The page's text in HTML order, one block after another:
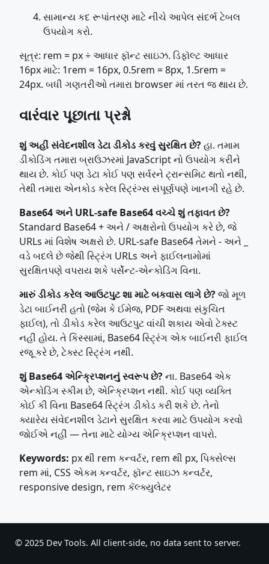
સામાન્ય કદ રૂપાંતરણ માટે નીચે આપેલ સંદર્ભ ટેબલ
ઉપયોગ કરો.
સૂત્ર: rem = px ÷ આધાર ફૉન્ટ સાઇઝ. ડિફૉલ્ટ આધાર
16px માટે: 1rem = 16px, 0.5rem = 8px, 1.5rem =
24px. બધી ગણતરીઓ તમારા browser માં તરત જ થાય છે.
વારંવાર પૂછાતા પ્રશ્નો
શું અહીં સંવેદનશીલ ડેટા ડીકોડ કરવું સુરક્ષિત છે?હા. તમામ
ડીકોડિંગ તમારા બ્રાઉઝરમાં JavaScript નો ઉપયોગ કરીને
થાય છે. કોઈ પણ ડેટા કોઈ પણ સર્વરને ટ્રાન્સમિટ થતો નથી,
તેથી તમારા એનકોડ કરેલ સ્ટ્રિંગ્સ સંપૂર્ણપણે ખાનગી રહે છે.
Base64 અને URL-safe Base64 વચ્ચે શું તફાવત છે?
Standard Base64 + અને / અક્ષરોનો ઉપયોગ કરે છે, જે
URLs માં વિશેષ અક્ષરો છે. URL-safe Base64 તેમને - અને _
વડે બદલે છે જેથી સ્ટ્રિંગ URLs અને ફાઈલનામોમાં
સુરક્ષિતપણે વપરાય શકે પર્સેન્ટ-એન્કોડિંગ વિના.
મારું ડીકોડ કરેલ આઉટપુટ શા માટે બકવાસ લાગે છે?જો મૂળ
ડેટા બાઈનરી હતો (જેમ કે ઈમેજ, PDF અથવા સંકુચિત
ફાઈલ), તો ડીકોડ કરેલ આઉટપુટ વાંચી શકાય એવો ટેક્સ્ટ
નહીં હોય. તે કિસ્સામાં, Base64 સ્ટ્રિંગ એક બાઈનરી ફાઈલ
રજૂ કરે છે, ટેક્સ્ટ સ્ટ્રિંગ નથી.
શું Base64 એન્ક્રિપ્શનનું સ્વરૂપ છે?ના. Base64 એક
એન્કોડિંગ સ્કીમ છે, એન્ક્રિપ્શન નથી. કોઈ પણ વ્યક્તિ
કોઈ કી વિના Base64 સ્ટ્રિંગ ડીકોડ કરી શકે છે. તેનો
ક્યારેય સંવેદનશીલ ડેટાને સુરક્ષિત કરવા માટે ઉપયોગ કરવો
જોઈએ નહીં — તેના માટે યોગ્ય એન્ક્રિપ્શન વાપરો.
Keywords: px થી rem કન્વર્ટર, rem થી px, પિક્સેલ્સ
rem માં, CSS એકમ કન્વર્ટર, ફૉન્ટ સાઇઝ કન્વર્ટર,
responsive design, rem કૅલ્ક્યુલેટર
© 2025 Dev Tools. All client-side, no data sent to server.